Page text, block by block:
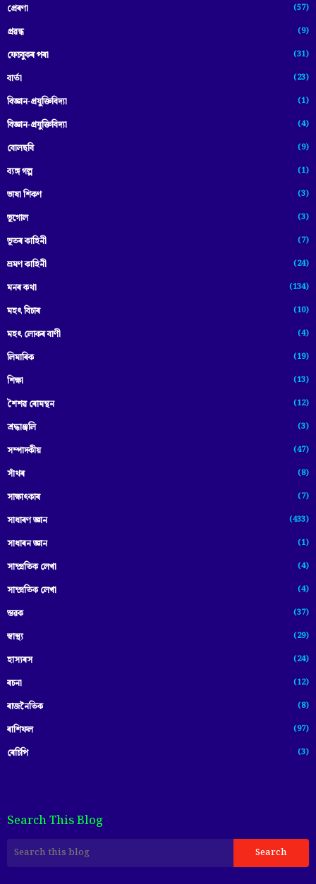
প্ৰেৰণা (57)
প্ৰৱন্ধ (9)
ফেচবুকৰ পৰা (31)
বাৰ্তা (23)
বিজ্ঞান-প্রযুক্তিবিদ্যা (1)
বিজ্ঞান-প্ৰযুক্তিবিদ্যা (4)
বোলছবি (9)
ব্যঙ্গ গল্প (1)
ভাষা শিকণ (3)
ভূগোল (3)
ভূতৰ কাহিনী (7)
ভ্ৰমণ কাহিনী (24)
মনৰ কথা (134)
মহৎ বিচাৰ (10)
মহৎ লোকৰ বাণী (4)
লিমাৰিক (19)
শিক্ষা (13)
শৈশৱ ৰোমন্থন (12)
শ্ৰদ্ধাঞ্জলি (3)
সম্পাদকীয় (47)
সাঁথৰ (8)
সাক্ষাৎকাৰ (7)
সাধাৰণ জ্ঞান (433)
সাধাৰন জ্ঞান (1)
সাম্প্রতিক লেখা (4)
সাম্প্ৰতিক লেখা (4)
স্তৱক (37)
স্বাস্থ্য (29)
হাস্যৰস (24)
ৰচনা (12)
ৰাজনৈতিক (8)
ৰাশিফল (97)
ৰেচিপি (3)
Search This Blog